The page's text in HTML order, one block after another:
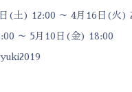
(土) 12:00 ～ 4月16日(火)
～ 5月10日(金) 18:00